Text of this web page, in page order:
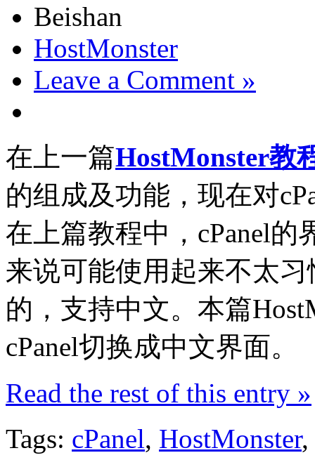
Beishan
HostMonster
Leave a Comment »
在上一篇HostMonster教
的组成及功能，现在对
在上篇教程中，cPanel
来说可能使用起来不太
的，支持中文。本篇
cPanel切换成中文界面。
Read the rest of this entry »
Tags: cPanel, HostMonster,